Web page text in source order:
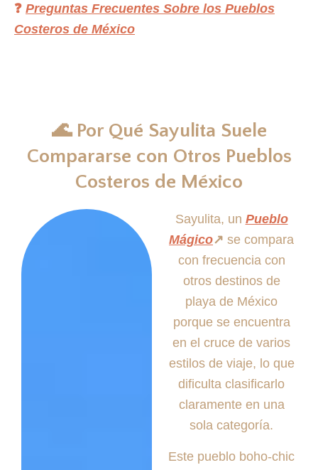
❓ Preguntas Frecuentes Sobre los Pueblos
Costeros de México
🌊 Por Qué Sayulita Suele
Compararse con Otros Pueblos
Costeros de México
Sayulita, un Pueblo
Mágico↗️ se compara
con frecuencia con
otros destinos de
playa de México
porque se encuentra
en el cruce de varios
estilos de viaje, lo que
dificulta clasificarlo
claramente en una
sola categoría.
Este pueblo boho-chic